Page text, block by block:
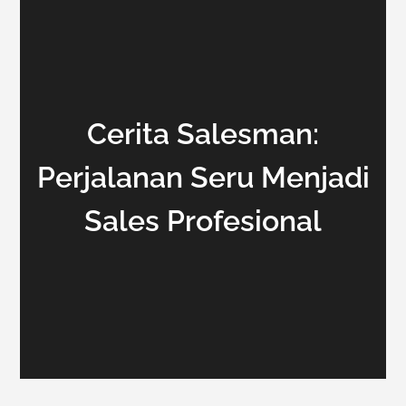
Cerita Salesman:
Perjalanan Seru Menjadi
Sales Profesional